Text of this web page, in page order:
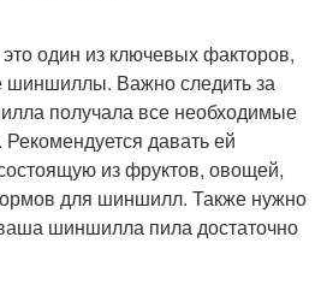
один из ключевых факторов,
шиншиллы. Важно следить за
получала все необходимые
давать ей
из фруктов, овощей,
для шиншилл. Также нужно
шиншилла пила достаточно